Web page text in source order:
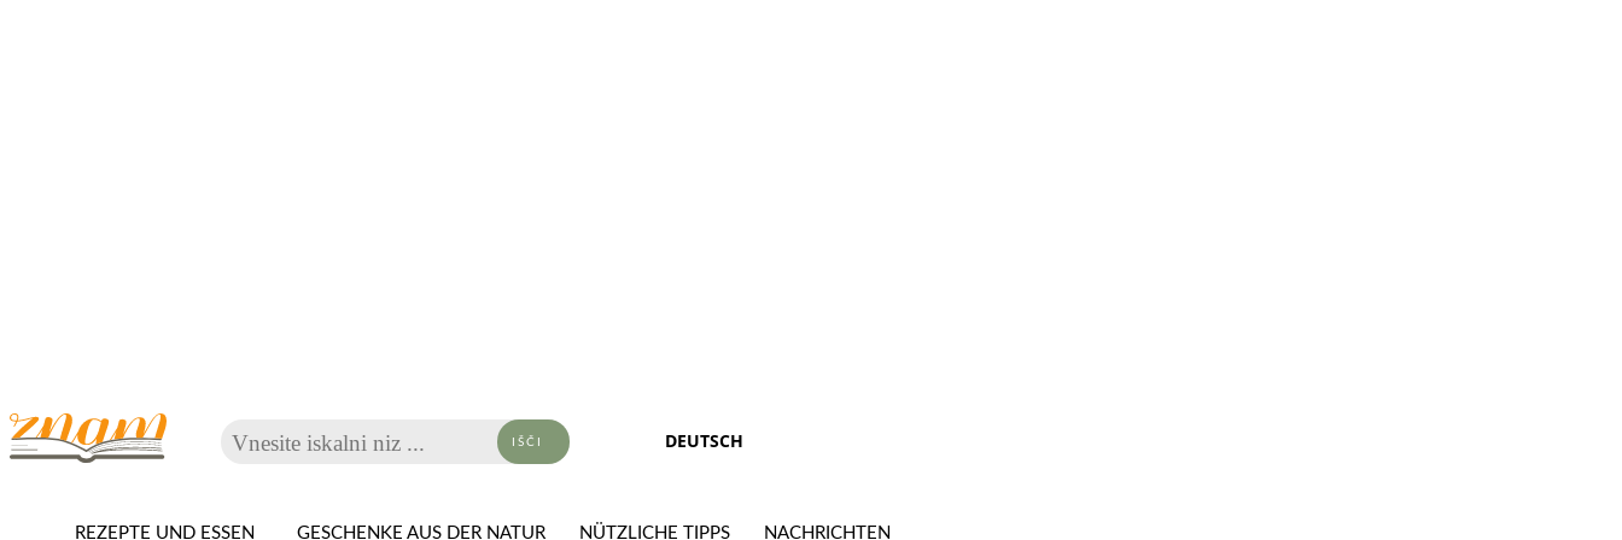
Vnesite iskalni niz ... IŠČI DEUTSCH
REZEPTE UND ESSEN GESCHENKE AUS DER NATUR NÜTZLICHE TIPPS NACHRICHTEN